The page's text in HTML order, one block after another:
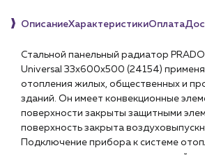
Пн – пт: 9:00 – 18:00
sales@profpotok.ru
г. Краснодар, ул. Российская,
ОписаниеХарактеристикиОплата
Стальной панельный радиатор PRADO
Universal 33х600х500 (24154)
отопления жилых, общественных и
зданий. Он имеет конвекционные
поверхности закрыты защитными
поверхность закрыта
Подключение прибора к системе